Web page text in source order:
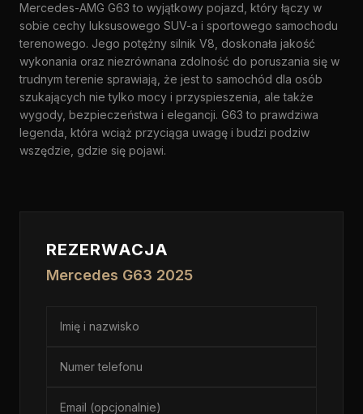
Mercedes-AMG G63 to wyjątkowy pojazd, który łączy w
sobie cechy luksusowego SUV-a i sportowego samochodu
terenowego. Jego potężny silnik V8, doskonała jakość
wykonania oraz niezrównana zdolność do poruszania się w
trudnym terenie sprawiają, że jest to samochód dla osób
szukających nie tylko mocy i przyspieszenia, ale także
wygody, bezpieczeństwa i elegancji. G63 to prawdziwa
legenda, która wciąż przyciąga uwagę i budzi podziw
wszędzie, gdzie się pojawi.
REZERWACJA
Mercedes G63 2025